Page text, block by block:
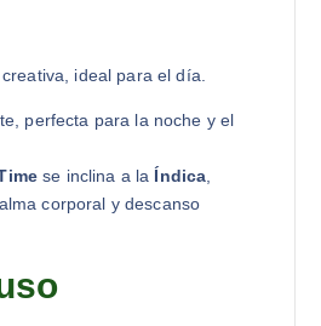
ideal para el día.
perfecta para la noche y el
se inclina a la Índica,
corporal y descanso